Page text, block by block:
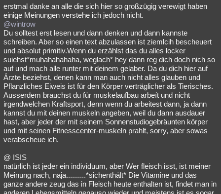
erstmal danke an alle die sich hier so großzügig verewigt haben
einige Meinungen verstehe ich jedoch nicht.
@wintrow
Du solltest erst lesen und dann denken und dann kannste
schreiben. Aber so einen text abzulassen ist ziemlcih bescheuert
und absolut primitiv.Wenn du erzählst das du alles locker
suiehst*muhahahahaha, weglach* hey dann reg dich doch nich so
auf und mach alle runter mit deinem gelaber. Da du dich hier auf
Ärzte beziehst, denen kann man auch nicht alles glauben und
Pflanzliches Eiweis ist für den Körper verträglicher als Tierisches.
Ausserdem brauchst du für muskelaufbau arbeít und nicht
irgendwelchen Kraftsport, denn wenn du arbeitest dann, ja dann
kannst du mit deinen muskeln angeben, weil du dann ausdauer
hast, aber jeder der mit seinem Sonnenstudiogebräunten körper
und mit seinen Fitnesscenter-muskeln prahlt, sorry, aber sowas
verabscheue ich.
@ ISIS
natürlich ist jeder ein individuum, aber Wer fleisch isst, ist meiner
Meinung nach, naja..........*sichenthält* Die Vitamine und das
ganze andere zeug das in Fleisch heute enthalten ist, findet man in